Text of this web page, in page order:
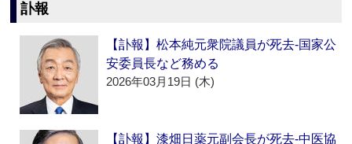
訃報
【訃報】松本純元衆院議員が死去‐国家公
安委員長など務める
2026年03月19日 (木)
【訃報】漆畑日薬元副会長が死去‐中医協